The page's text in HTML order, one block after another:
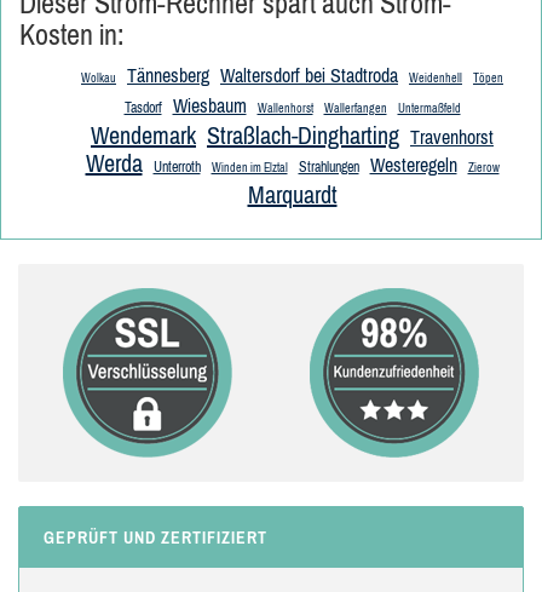
Kosten in:
Wolkau Tännesberg Waltersdorf bei Stadtroda Weidenhell Töpen
Tasdorf Wiesbaum Wallenhorst Wallerfangen Untermaßfeld
Wendemark Straßlach-Dingharting Travenhorst
Werda Unterroth Winden im Elztal Strahlungen Westeregeln Zierow
Marquardt
GEPRÜFT UND ZERTIFIZIERT